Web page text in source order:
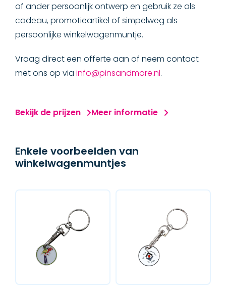
of ander persoonlijk ontwerp en gebruik ze als
cadeau, promotieartikel of simpelweg als
persoonlijke winkelwagenmuntje.
Vraag direct een offerte aan of neem contact
met ons op via info@pinsandmore.nl.
Bekijk de prijzen Meer informatie
Enkele voorbeelden van
winkelwagenmuntjes
Winkelwagenmuntjes bedrukt
Sleutelhangers hout
BADGES & LABELS